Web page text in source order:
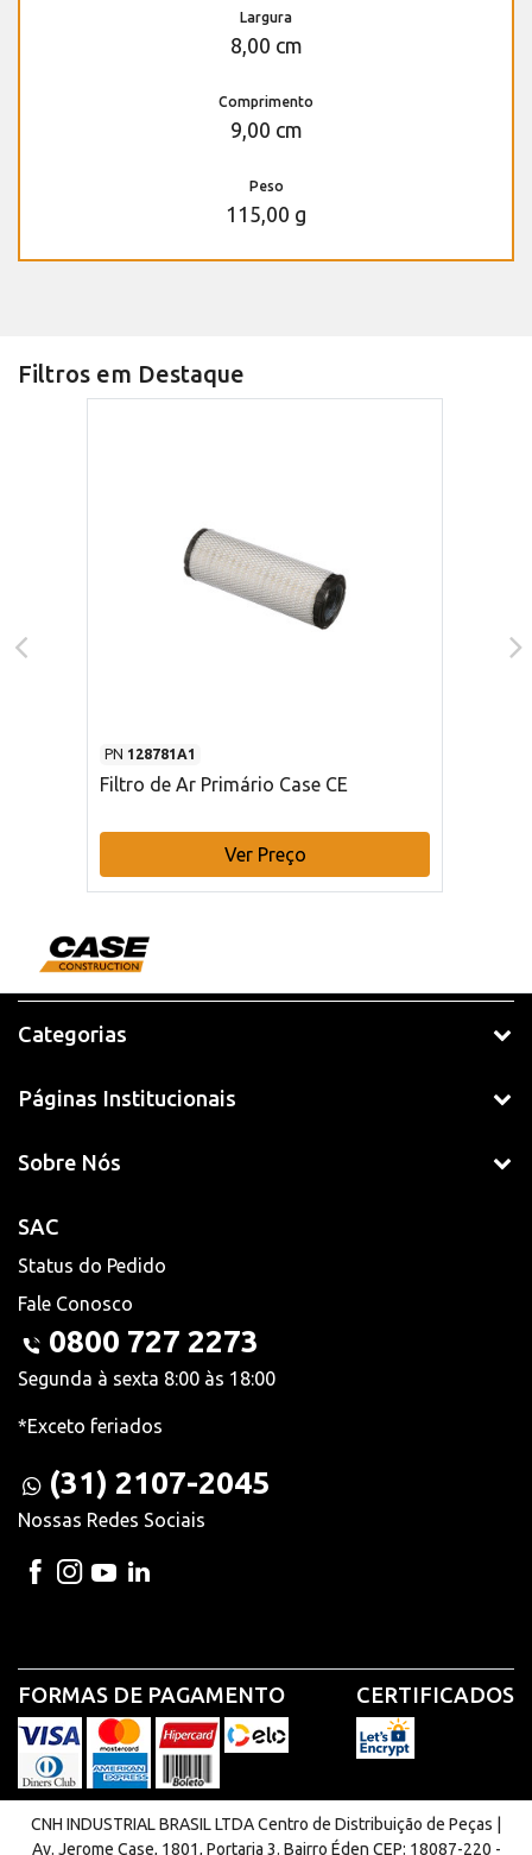
Largura
8,00 cm
Comprimento
9,00 cm
Peso
115,00 g
Filtros em Destaque
PN 128781A1
Filtro de Ar Primário Case CE
Ver Preço
Categorias
Páginas Institucionais
Sobre Nós
SAC
Status do Pedido
Fale Conosco
0800 727 2273
Segunda à sexta 8:00 às 18:00
*Exceto feriados
(31) 2107-2045
Nossas Redes Sociais
FORMAS DE PAGAMENTO CERTIFICADOS
CNH INDUSTRIAL BRASIL LTDA Centro de Distribuição de Peças |
Av. Jerome Case, 1801, Portaria 3. Bairro Éden CEP: 18087-220 -